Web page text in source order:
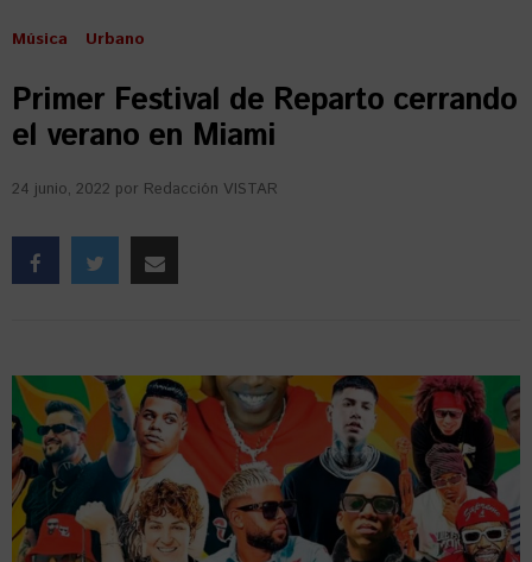
Música Urbano
Primer Festival de Reparto cerrando
el verano en Miami
24 junio, 2022 por Redacción VISTAR